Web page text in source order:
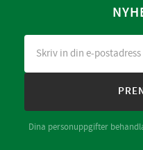
Dina personuppgifter